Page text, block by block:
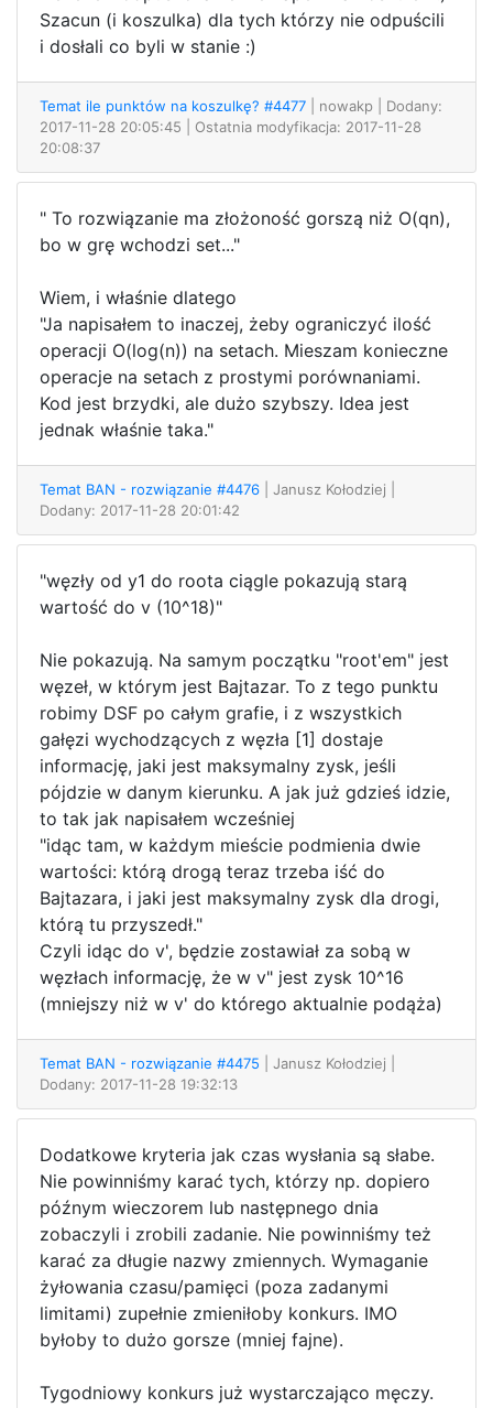
Szacun (i koszulka) dla tych którzy nie odpuścili
i dosłali co byli w stanie :)
Temat ile punktów na koszulkę? #4477 | nowakp
| Dodany:
2017-11-28 20:05:45 | Ostatnia modyfikacja: 2017-11-28
20:08:37
" To rozwiązanie ma złożoność gorszą niż O(qn),
bo w grę wchodzi set..."
Wiem, i właśnie dlatego
"Ja napisałem to inaczej, żeby ograniczyć ilość
operacji O(log(n)) na setach. Mieszam konieczne
operacje na setach z prostymi porównaniami.
Kod jest brzydki, ale dużo szybszy. Idea jest
jednak właśnie taka."
Temat BAN - rozwiązanie #4476 | Janusz Kołodziej
Dodany: 2017-11-28 20:01:42
"węzły od y1 do roota ciągle pokazują starą
wartość do v (10^18)"
Nie pokazują. Na samym początku "root'em" jest
węzeł, w którym jest Bajtazar. To z tego punktu
robimy DSF po całym grafie, i z wszystkich
gałęzi wychodzących z węzła [1] dostaje
informację, jaki jest maksymalny zysk, jeśli
pójdzie w danym kierunku. A jak już gdzieś idzie,
to tak jak napisałem wcześniej
"idąc tam, w każdym mieście podmienia dwie
wartości: którą drogą teraz trzeba iść do
Bajtazara, i jaki jest maksymalny zysk dla drogi,
którą tu przyszedł."
Czyli idąc do v', będzie zostawiał za sobą w
węzłach informację, że w v" jest zysk 10^16
(mniejszy niż w v' do którego aktualnie podąża)
Temat BAN - rozwiązanie #4475 | Janusz Kołodziej
Dodany: 2017-11-28 19:32:13
Dodatkowe kryteria jak czas wysłania są słabe.
Nie powinniśmy karać tych, którzy np. dopiero
późnym wieczorem lub następnego dnia
zobaczyli i zrobili zadanie. Nie powinniśmy też
karać za długie nazwy zmiennych. Wymaganie
żyłowania czasu/pamięci (poza zadanymi
limitami) zupełnie zmieniłoby konkurs. IMO
byłoby to dużo gorsze (mniej fajne).
Tygodniowy konkurs już wystarczająco męczy.